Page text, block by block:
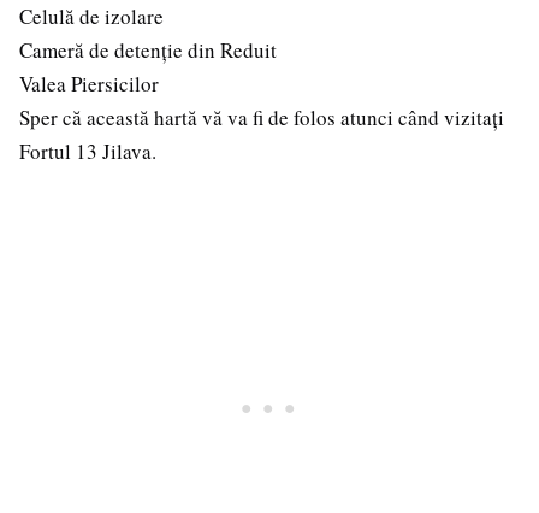
Celulă de izolare
Cameră de detenție din Reduit
Valea Piersicilor
Sper că această hartă vă va fi de folos atunci când vizitați
Fortul 13 Jilava.